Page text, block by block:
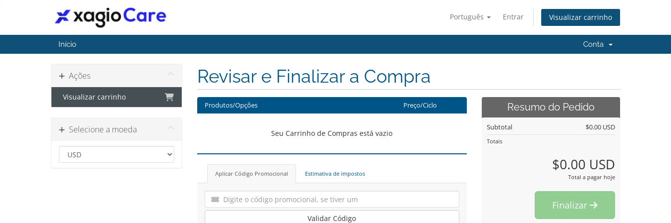
Português Entrar Visualizar carrinho
Início Conta
Ações
Visualizar carrinho
Selecione a moeda
Revisar e Finalizar a Compra
Produtos/Opções Preço/Ciclo
Seu Carrinho de Compras está vazio
Aplicar Código Promocional Estimativa de impostos
Validar Código
Resumo do Pedido
Subtotal $0.00 USD
Totais
$0.00 USD
Total a pagar hoje
Finalizar